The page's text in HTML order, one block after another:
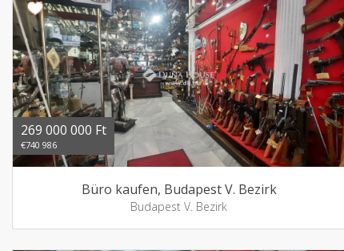
269 000 000 Ft
€740 986
Büro kaufen, Budapest V. Bezirk
Budapest V. Bezirk